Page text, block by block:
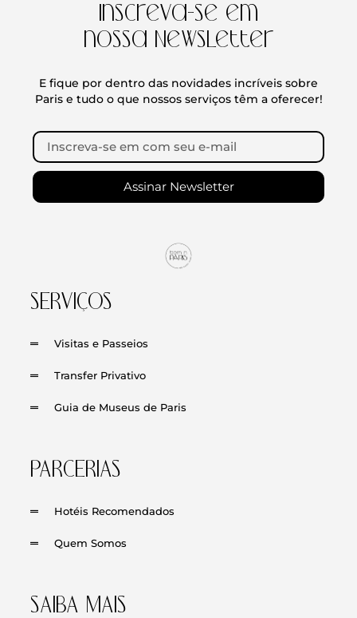
Inscreva-se em
nossa Newsletter
E fique por dentro das novidades incríveis sobre
Paris e tudo o que nossos serviços têm a oferecer!
Assinar Newsletter
SERVIÇOS
Visitas e Passeios
Transfer Privativo
Guia de Museus de Paris
PARCERIAS
Hotéis Recomendados
Quem Somos
SAIBA MAIS